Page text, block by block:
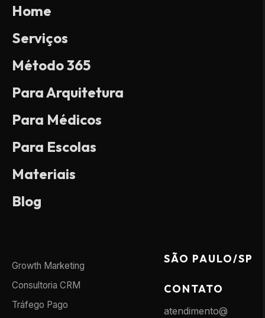
Home
Serviços
Método 365
Para Arquitetura
Para Médicos
Para Escolas
Materiais
Blog
Growth Marketing
Consultoria CRM
Tráfego Pago
SÃO PAULO/SP
CONTATO
atendimento@